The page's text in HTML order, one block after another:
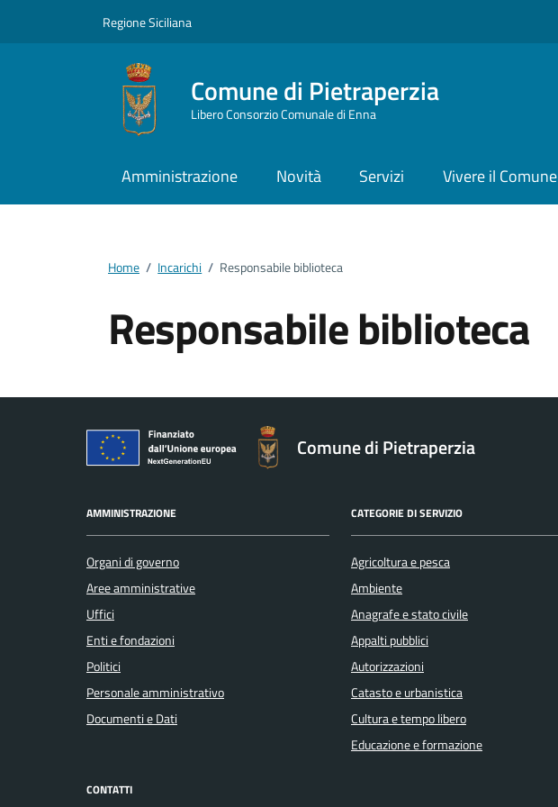
Regione Siciliana
Comune di Pietraperzia
Libero Consorzio Comunale di Enna
Amministrazione Novità Servizi Vivere il Comune
Home / Incarichi / Responsabile biblioteca
Responsabile biblioteca
Comune di Pietraperzia
AMMINISTRAZIONE
Organi di governo
Aree amministrative
Uffici
Enti e fondazioni
Politici
Personale amministrativo
Documenti e Dati
CATEGORIE DI SERVIZIO
Agricoltura e pesca
Ambiente
Anagrafe e stato civile
Appalti pubblici
Autorizzazioni
Catasto e urbanistica
Cultura e tempo libero
Educazione e formazione
CONTATTI